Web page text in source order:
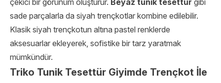
çekici bir görünüm oluşturur. Beyaz tunik tesettür gibi
sade parçalarla da siyah trençkotlar kombine edilebilir.
Klasik siyah trençkotun altına pastel renklerde
aksesuarlar ekleyerek, sofistike bir tarz yaratmak
mümkündür.
Triko Tunik Tesettür Giyimde Trençkot İle